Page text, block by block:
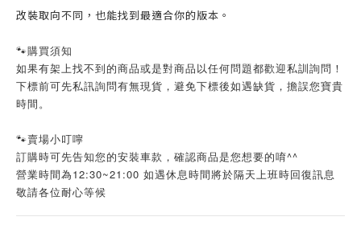
改裝取向不同，也能找到最適合你的版本。
🐾購買須知
如果有架上找不到的商品或是對商品以任何問題都歡迎私訓詢問！
下標前可先私訊詢問有無現貨，避免下標後如遇缺貨，擔誤您寶貴
時間。
🐾賣場小叮嚀
訂購時可先告知您的安裝車款，確認商品是您想要的唷^^
營業時間為12:30~21:00 如遇休息時間將於隔天上班時回復訊息
敬請各位耐心等候